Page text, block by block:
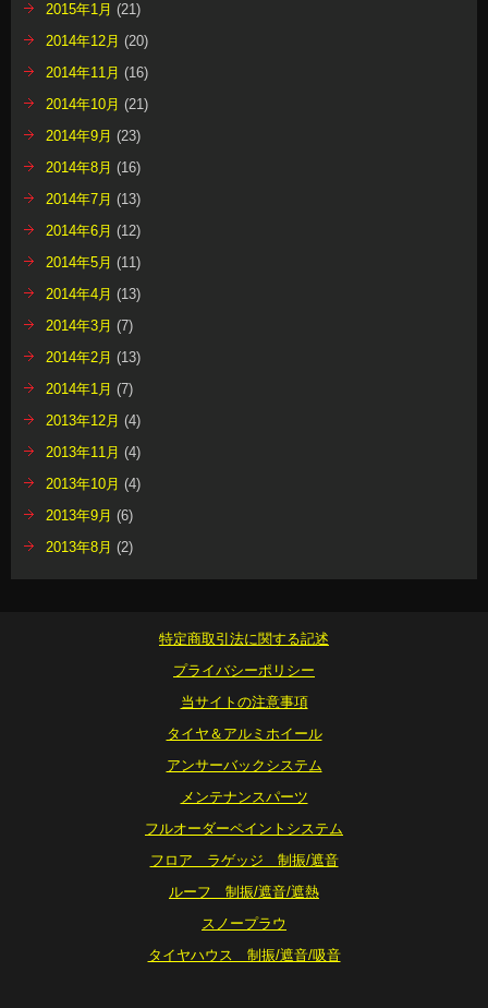
2015年1月 (21)
2014年12月 (20)
2014年11月 (16)
2014年10月 (21)
2014年9月 (23)
2014年8月 (16)
2014年7月 (13)
2014年6月 (12)
2014年5月 (11)
2014年4月 (13)
2014年3月 (7)
2014年2月 (13)
2014年1月 (7)
2013年12月 (4)
2013年11月 (4)
2013年10月 (4)
2013年9月 (6)
2013年8月 (2)
特定商取引法に関する記述
プライバシーポリシー
当サイトの注意事項
タイヤ＆アルミホイール
アンサーバックシステム
メンテナンスパーツ
フルオーダーペイントシステム
フロア ラゲッジ 制振/遮音
ルーフ 制振/遮音/遮熱
スノープラウ
タイヤハウス 制振/遮音/吸音